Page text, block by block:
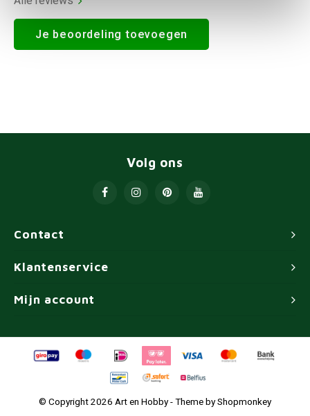
Je beoordeling toevoegen
Contact
Volg ons
Klantenservice
Mijn account
© Copyright 2026 Art en Hobby - Theme byShopmonkey